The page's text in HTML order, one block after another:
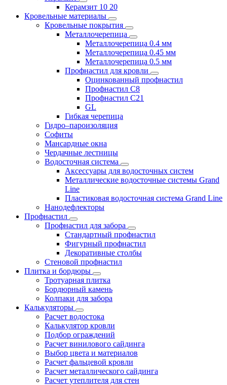
Керамзит 10 20
Кровельные материалы
Кровельные покрытия
Металлочерепица
Металлочерепица 0.4 мм
Металлочерепица 0.45 мм
Металлочерепица 0.5 мм
Профнастил для кровли
Оцинкованный профнастил
Профнастил С8
Профнастил С21
GL
Гибкая черепица
Гидро–пароизоляция
Софиты
Мансардные окна
Чердачные лестницы
Водосточная система
Аксессуары для водосточных систем
Металлические водосточные системы Grand
Line
Пластиковая водосточная система Grand Line
Нанодефлекторы
Профнастил
Профнастил для забора
Стандартный профнастил
Фигурный профнастил
Декоративные столбы
Стеновой профнастил
Плитка и бордюры
Тротуарная плитка
Бордюрный камень
Колпаки для забора
Калькуляторы
Расчет водостока
Калькулятор кровли
Подбор ограждений
Расчет винилового сайдинга
Выбор цвета и материалов
Расчет фальцевой кровли
Расчет металлического сайдинга
Расчет утеплителя для стен